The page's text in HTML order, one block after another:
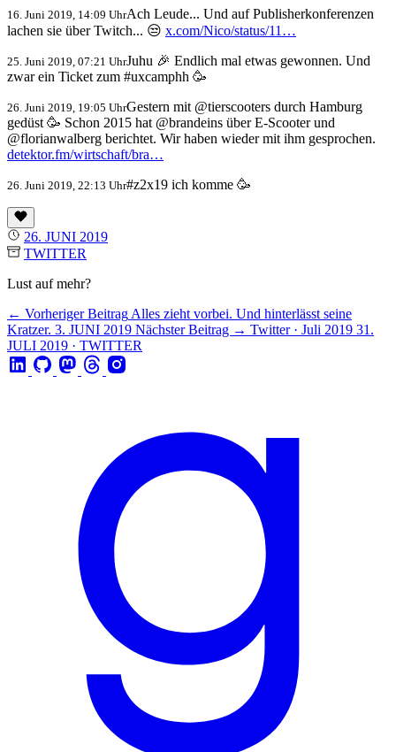
16. Juni 2019, 14:09 UhrAch Leude... Und auf Publisherkonferenzen
lachen sie über Twitch... 😒 x.com/Nico/status/11…
25. Juni 2019, 07:21 UhrJuhu 🎉 Endlich mal etwas gewonnen. Und
zwar ein Ticket zum #uxcamphh 🥳
26. Juni 2019, 19:05 UhrGestern mit ⁦@tierscooters⁩ durch Hamburg
gedüst 🥳 Schon 2015 hat ⁦@brandeins⁩ über E-Scooter und
⁦@florianwalberg⁩ berichtet. Wir haben wieder mit ihm gesprochen.
detektor.fm/wirtschaft/bra…
26. Juni 2019, 22:13 Uhr#z2x19 ich komme 🥳
26. JUNI 2019
TWITTER
Lust auf mehr?
← Vorheriger Beitrag Alles zieht vorbei. Und hinterlässt seine
Kratzer. 3. JUNI 2019 Nächster Beitrag → Twitter · Juli 2019 31.
JULI 2019 · TWITTER